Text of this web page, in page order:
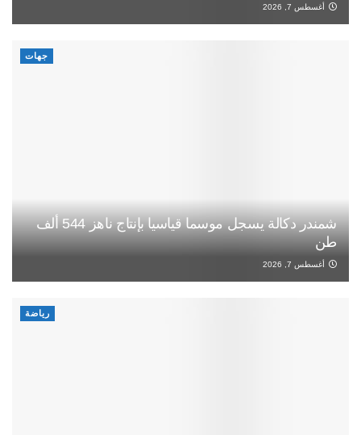
أغسطس 7, 2026
جهات
شمندر دكالة يسجل موسما قياسيا بإنتاج ناهز 544 ألف
طن
أغسطس 7, 2026
رياضة